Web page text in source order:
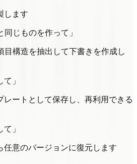
します
同じものを作って」
目構造を抽出して下書きを作成し
」
レートとして保存し、再利用できる
」
任意のバージョンに復元します